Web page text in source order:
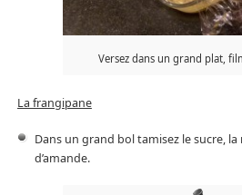
Versez dans un grand plat,
La frangipane
Dans un grand bol tamisez le sucre,
d’amande.